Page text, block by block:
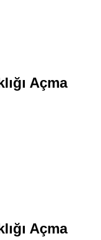
Açma
Açma